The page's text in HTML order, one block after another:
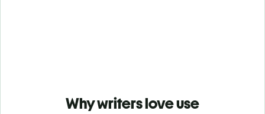
Why writers love use